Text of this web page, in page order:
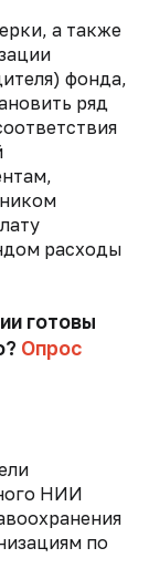
а также
фонда,
ряд
расходы
готовы
Опрос
НИИ
по